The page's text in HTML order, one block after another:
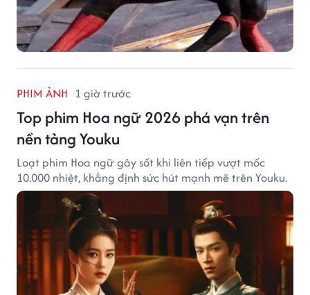
PHIM ẢNH 1 giờ trước
Top phim Hoa ngữ 2026 phá vạn trên
nền tảng Youku
Loạt phim Hoa ngữ gây sốt khi liên tiếp vượt mốc
10.000 nhiệt, khẳng định sức hút mạnh mẽ trên Youku.